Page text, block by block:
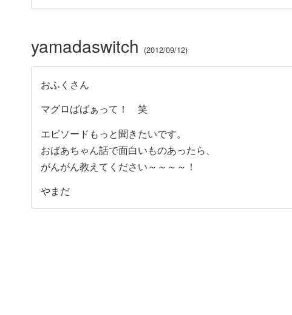
yamadaswitch 2012/09/12
おふくさん
マグロばばぁって！ 笑
エピソードもっと聞きたいです。
おばあちゃん話で面白いものあったら、
がんがん教えてください～～～～！
やまだ